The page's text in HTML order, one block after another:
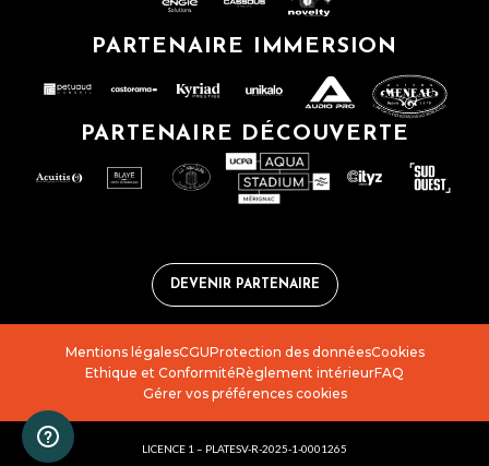
PARTENAIRE IMMERSION
PARTENAIRE DÉCOUVERTE
DEVENIR PARTENAIRE
Mentions légalesCGUProtection des donnéesCookies
Ethique et ConformitéRèglement intérieurFAQ
Gérer vos préférences cookies
LICENCE 1 – PLATESV-R-2025-1-0001265